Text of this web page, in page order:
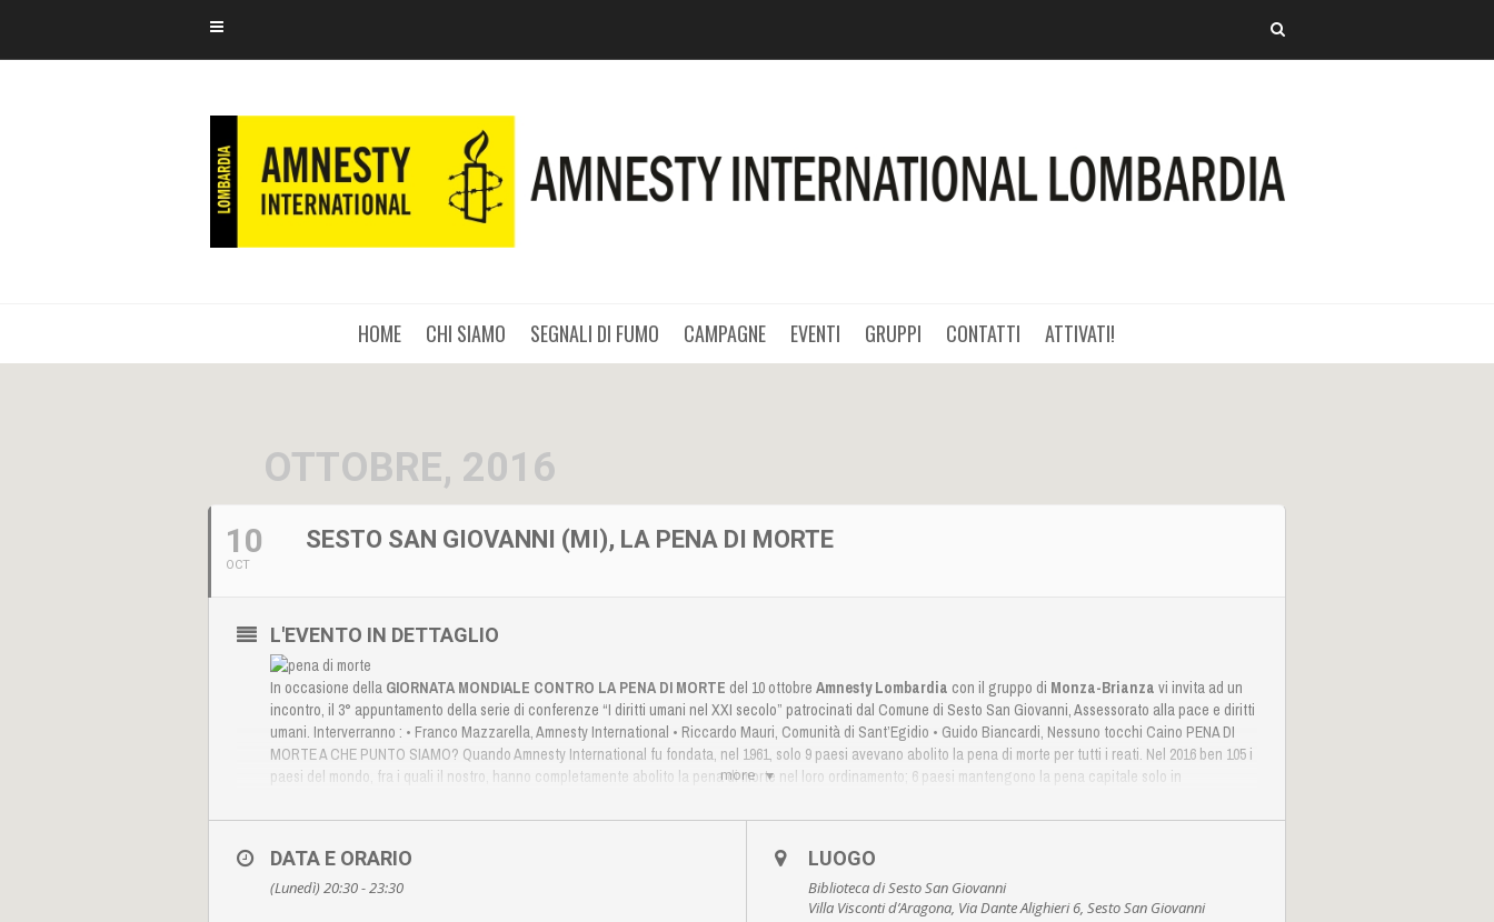
HOME CHI SIAMO SEGNALI DI FUMO CAMPAGNE EVENTI GRUPPI CONTATTI ATTIVATI!
OTTOBRE, 2016
10
OCT
SESTO SAN GIOVANNI (MI), LA PENA DI MORTE
more
L'EVENTO IN DETTAGLIO
In occasione della GIORNATA MONDIALE CONTRO LA PENA DI MORTE del 10 ottobre Amnesty Lombardia con il gruppo di Monza-Brianza vi invita ad un
incontro, il 3° appuntamento della serie di conferenze “I diritti umani nel XXI secolo” patrocinati dal Comune di Sesto San Giovanni, Assessorato alla pace e diritti
umani. Interverranno : • Franco Mazzarella, Amnesty International • Riccardo Mauri, Comunità di Sant’Egidio • Guido Biancardi, Nessuno tocchi Caino PENA DI
MORTE A CHE PUNTO SIAMO? Quando Amnesty International fu fondata, nel 1961, solo 9 paesi avevano abolito la pena di morte per tutti i reati. Nel 2016 ben 105 i
paesi del mondo, fra i quali il nostro, hanno completamente abolito la pena di morte nel loro ordinamento; 6 paesi mantengono la pena capitale solo in
anni o hanno assunto impegni internazionali. In totale sono 141 i paesi che non adottano la pena di morte. Ma sono ancora 58 i paesi che applicano questa
esecuzioni), il Pakistan (326), l’Arabia Saudita (oltre 158), la Somalia (oltre 51), gli Stati Uniti (28), l’Iraq (oltre 26), l’Egitto (oltre 22), l’Indonesia (14) e il Ciad (10).
Amnesty International, membro fondatore della Coalizione mondiale contro la pena di morte, continua a chiedere l’eliminazione di questa pena disumana,
l’estrema negazione dei diritti umani, l’omicidio a sangue freddo, di un essere umano in nome della giustizia#NOPenadimorte#amnestyinternational
DATA E ORARIO
(Lunedì) 20:30 - 23:30
LUOGO
Biblioteca di Sesto San Giovanni
Villa Visconti d’Aragona, Via Dante Alighieri 6, Sesto San Giovanni